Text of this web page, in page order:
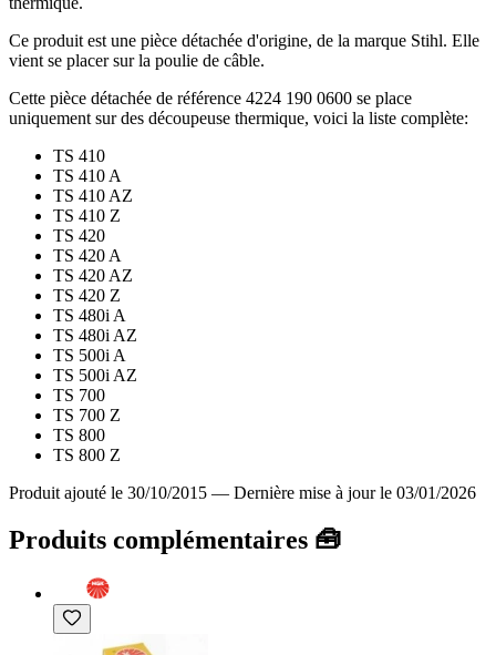
Ce produit est une pièce détachée d'origine, de la marque Stihl. Elle
vient se placer sur la poulie de câble.
Cette pièce détachée de référence 4224 190 0600 se place
uniquement sur des découpeuse thermique, voici la liste complète:
TS 410
TS 410 A
TS 410 AZ
TS 410 Z
TS 420
TS 420 A
TS 420 AZ
TS 420 Z
TS 480i A
TS 480i AZ
TS 500i A
TS 500i AZ
TS 700
TS 700 Z
TS 800
TS 800 Z
Produit ajouté le 30/10/2015 — Dernière mise à jour le 03/01/2026
Produits complémentaires 🧰